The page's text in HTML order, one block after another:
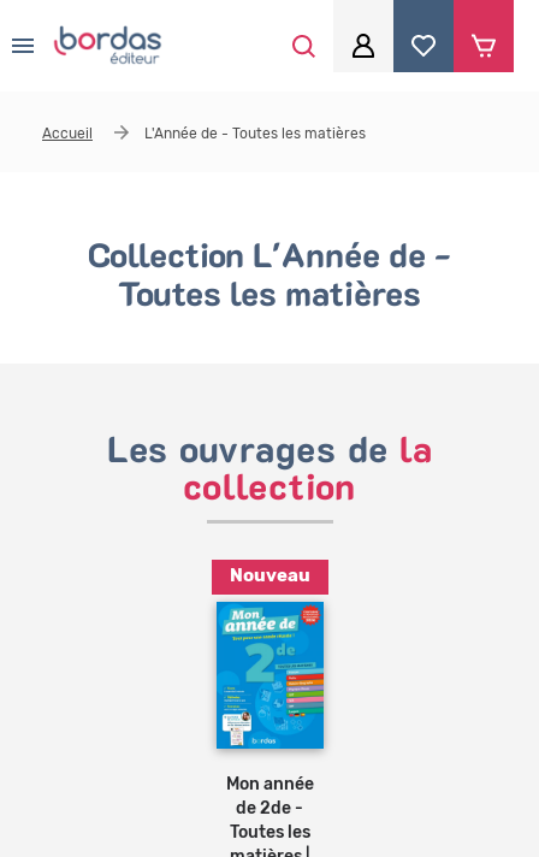
Je me connecte
Mot de passe *
Mot de passe ou identifiant oublié
Bénéficiez de tarifs préférentiels
Téléchargez des ressources gratuites
Recevez des informations sur nos nouveautés
Accueil L'Année de - Toutes les matières
Collection L'Année de -
Toutes les matières
Les ouvrages de la
collection
Nouveau
Ajouter
au
Mon année
de 2de -
Toutes les